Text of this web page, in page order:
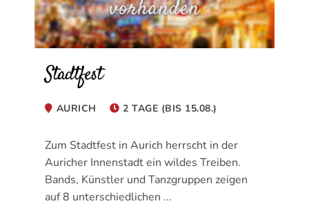
Stadtfest
AURICH 2 TAGE (BIS 15.08.)
Zum Stadtfest in Aurich herrscht in der
Auricher Innenstadt ein wildes Treiben.
Bands, Künstler und Tanzgruppen zeigen
auf 8 unterschiedlichen ...